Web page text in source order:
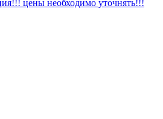
цены необходимо уточнять!!!